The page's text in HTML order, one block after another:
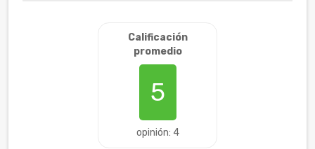
Calificación
promedio
5
opinión: 4